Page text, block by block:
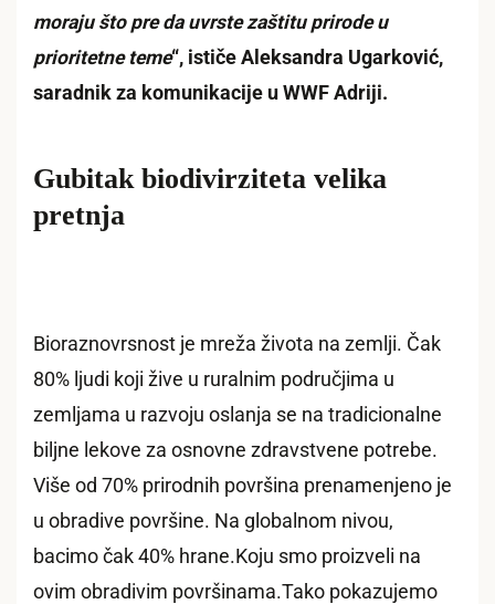
moraju što pre da uvrste zaštitu prirode u
prioritetne teme“, ističe Aleksandra Ugarković,
saradnik za komunikacije u WWF Adriji.
Gubitak biodivirziteta velika
pretnja
Bioraznovrsnost je mreža života na zemlji. Čak
80% ljudi koji žive u ruralnim područjima u
zemljama u razvoju oslanja se na tradicionalne
biljne lekove za osnovne zdravstvene potrebe.
Više od 70% prirodnih površina prenamenjeno je
u obradive površine. Na globalnom nivou,
bacimo čak 40% hrane.Koju smo proizveli na
ovim obradivim površinama.Tako pokazujemo